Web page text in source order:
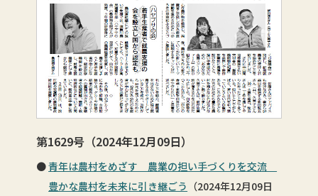
第1629号（2024年12月09日）
青年は農村をめざす 農業の担い手づくりを交流
豊かな農村を未来に引き継ごう （2024年12月09日